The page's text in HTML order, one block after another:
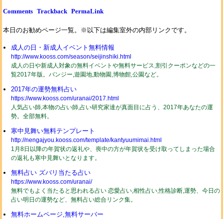
Comments Trackback PermaLink
本日のお勧めページ一覧。※以下は編集室外の内部リンクです。
成人の日・新成人イベント無料情報
http://www.kooss.com/season/seijinshiki.html
成人の日や新成人対象の無料イベントや無料サービス,割引クーポンなどの一
覧2017年版。バンジー,遊園地,動物園,博物館,公園など。
2017年の運勢無料占い
https://www.kooss.com/uranai/2017.html
人気占い師,本物の占い師,占い研究家達が真面目に占う、2017年あなたの運
勢。全部無料。
寒中見舞い無料テンプレート
http://nengajyou.kooss.com/template/kantyuumimai.html
1月8日以降の年賀状の返礼や、喪中の方が年賀状を受け取ってしまった場合
の返礼も寒中見舞いとなります。
無料占い ズバリ当たる占い
https://www.kooss.com/uranai/
無料でもよく当たると思われる占い 恋愛占い,相性占い,性格診断,運勢、今日の
占い明日の運勢など、無料占い総合リンク集。
無料ホームページ,無料サーバー